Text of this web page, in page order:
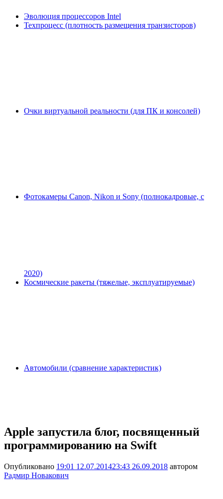
Эволюция процессоров Intel
Техпроцесс (плотность размещения транзисторов)
Очки виртуальной реальности (для ПК и консолей)
Фотокамеры Canon, Nikon и Sony (полнокадровые, с
2020)
Космические ракеты (тяжелые, эксплуатируемые)
Автомобили (сравнение характеристик)
Apple запустила блог, посвященный
программированию на Swift
Опубликовано 19:01 12.07.201423:43 26.09.2018 автором
Радмир Новакович